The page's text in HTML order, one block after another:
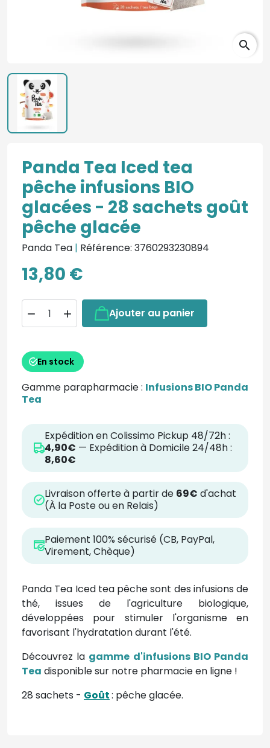
search
Panda Tea Iced tea
pêche infusions BIO
glacées - 28 sachets goût
pêche glacée
Panda Tea | Référence: 3760293230894
13,80 €
  Ajouter au panier
En stock
Gamme parapharmacie : Infusions BIO Panda
Tea
Expédition en Colissimo Pickup 48/72h :
4,90€ — Expédition à Domicile 24/48h :
8,60€
Livraison offerte à partir de 69€ d'achat
(À la Poste ou en Relais)
Paiement 100% sécurisé (CB, PayPal,
Virement, Chèque)
Panda Tea Iced tea pêche sont des infusions de
thé, issues de l'agriculture biologique,
développées pour stimuler l'organisme en
favorisant l'hydratation durant l'été.
Découvrez la gamme d'infusions BIO Panda
Tea disponible sur notre pharmacie en ligne !
28 sachets - Goût: pêche glacée.